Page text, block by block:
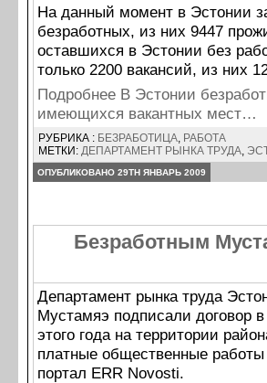
На данный момент в Эстонии
безработных, из них 9447
оставшихся в Эстонии без
только 2200 вакансий, из них
Подробнее В Эстонии
имеющихся вакантных мест…
РУБРИКА : БЕЗРАБОТИЦА, РАБОТА
МЕТКИ: ДЕПАРТАМЕНТ РЫНКА ТРУДА,
ОПУБЛИКОВАНО 29TH ЯНВАРЬ 2009
Безработным
Департамент рынка труда
Мустамяэ подписали договор
этого года на территории
платные общественные
портал ERR Novosti.